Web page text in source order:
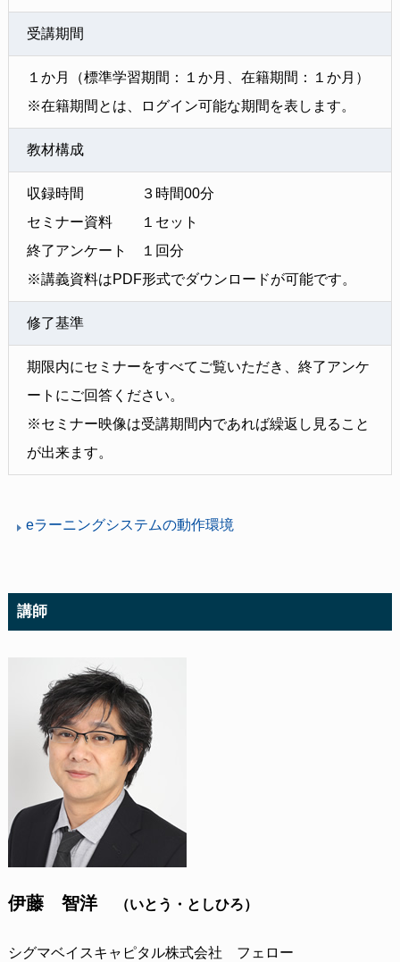
受講期間
１か月（標準学習期間：１か月、在籍期間：１か月）
※在籍期間とは、ログイン可能な期間を表します。
教材構成
収録時間 ３時間00分
セミナー資料 １セット
終了アンケート １回分
※講義資料はPDF形式でダウンロードが可能です。
修了基準
期限内にセミナーをすべてご覧いただき、終了アンケ
ートにご回答ください。
※セミナー映像は受講期間内であれば繰返し見ること
が出来ます。
eラーニングシステムの動作環境
講師
伊藤 智洋 （いとう・としひろ）
シグマベイスキャピタル株式会社 フェロー